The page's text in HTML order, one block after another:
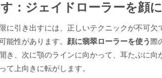
：ジェイドローラーを顔
に引き出すには、正しいテクニックが不可
能性があります。
顔に翡翠ローラーを使う 際
き、次に顎のラインに向かって、耳たぶに
て上向きに転がします。